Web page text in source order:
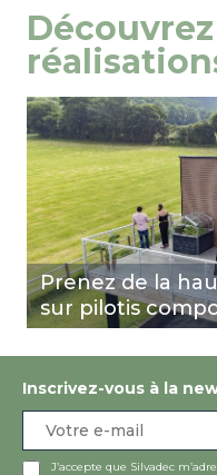
Prenez de la
sur pilotis
Image
view
Inscrivez-vous à la
J’accepte que Silvadec